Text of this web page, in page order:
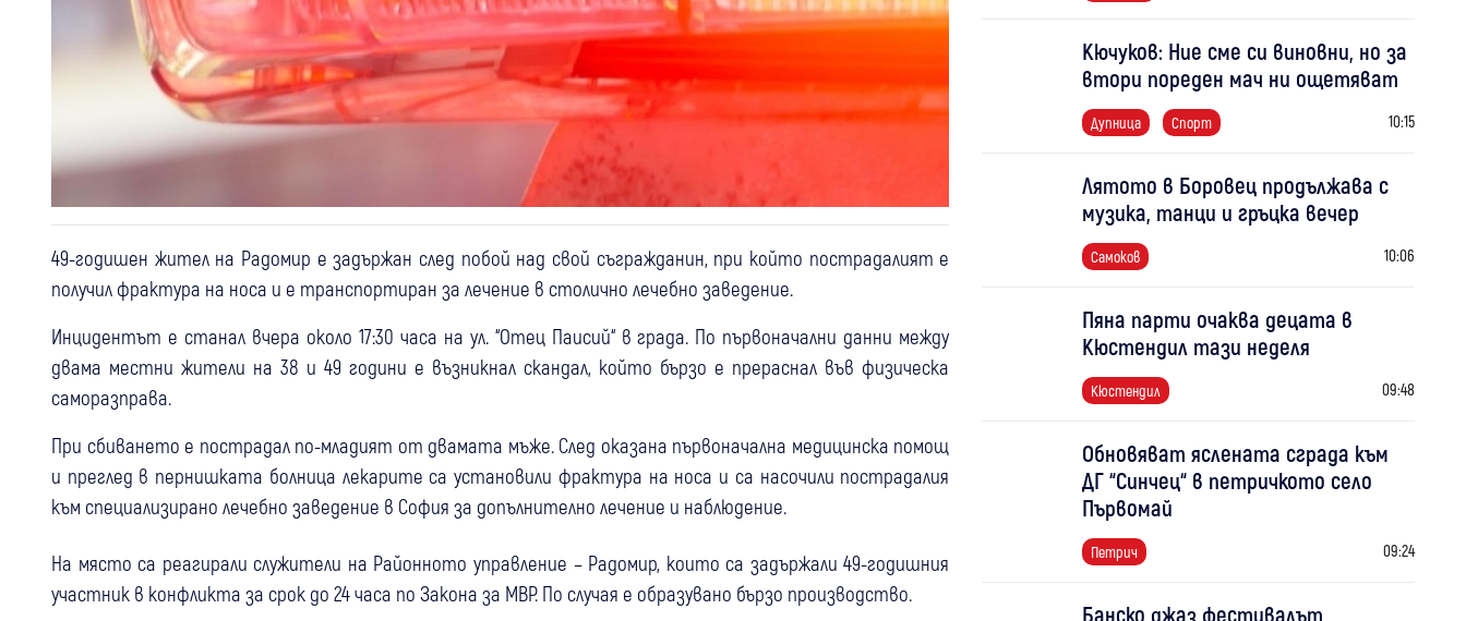
49-годишен жител на Радомир е задържан след побой над свой съгражданин, при който пострадалият е
получил фрактура на носа и е транспортиран за лечение в столично лечебно заведение.
Инцидентът е станал вчера около 17:30 часа на ул. “Отец Паисий“ в града. По първоначални данни между
двама местни жители на 38 и 49 години е възникнал скандал, който бързо е прераснал във физическа
саморазправа.
При сбиването е пострадал по-младият от двамата мъже. След оказана първоначална медицинска помощ
и преглед в пернишката болница лекарите са установили фрактура на носа и са насочили пострадалия
към специализирано лечебно заведение в София за допълнително лечение и наблюдение.
На място са реагирали служители на Районното управление – Радомир, които са задържали 49-годишния
участник в конфликта за срок до 24 часа по Закона за МВР. По случая е образувано бързо производство.
Кючуков: Ние сме си виновни, но за
втори пореден мач ни ощетяват
Дупница Спорт 10:15
Лятото в Боровец продължава с
музика, танци и гръцка вечер
Самоков 10:06
Пяна парти очаква децата в
Кюстендил тази неделя
Кюстендил 09:48
Обновяват яслената сграда към
ДГ “Синчец“ в петричкото село
Първомай
Петрич 09:24
Банско джаз фестивалът